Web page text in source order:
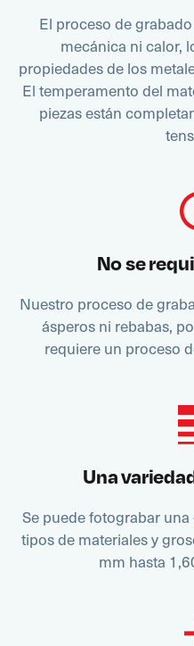
El proceso de
mecánica ni calor,
propiedades de los
El temperamento del
piezas están
No se
Nuestro proceso de
ásperos ni rebabas,
requiere un proceso
Una
Se puede fotograbar
tipos de materiales y
mm hasta